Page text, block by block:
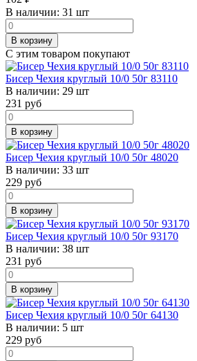
В наличии: 31 шт
В корзину
С этим товаром покупают
Бисер Чехия круглый 10/0 50г 83110
В наличии: 29 шт
231 руб
В корзину
Бисер Чехия круглый 10/0 50г 48020
В наличии: 33 шт
229 руб
В корзину
Бисер Чехия круглый 10/0 50г 93170
В наличии: 38 шт
231 руб
В корзину
Бисер Чехия круглый 10/0 50г 64130
В наличии: 5 шт
229 руб